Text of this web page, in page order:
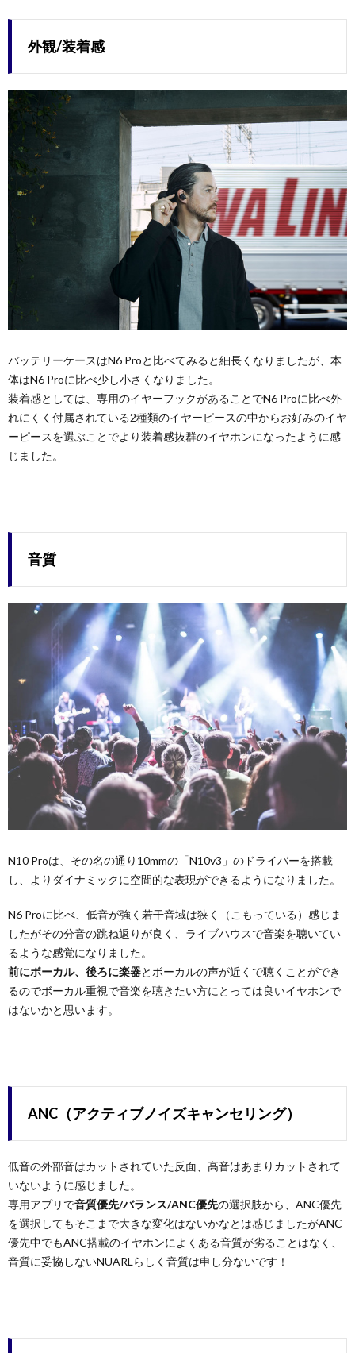
外観/装着感
バッテリーケースはN6 Proと比べてみると細長くなりましたが、本
体はN6 Proに比べ少し小さくなりました。
装着感としては、専用のイヤーフックがあることでN6 Proに比べ外
れにくく付属されている2種類のイヤーピースの中からお好みのイヤ
ーピースを選ぶことでより装着感抜群のイヤホンになったように感
じました。
音質
N10 Proは、その名の通り10mmの「N10v3」のドライバーを搭載
し、よりダイナミックに空間的な表現ができるようになりました。
N6 Proに比べ、低音が強く若干音域は狭く（こもっている）感じま
したがその分音の跳ね返りが良く、ライブハウスで音楽を聴いてい
るような感覚になりました。
前にボーカル、後ろに楽器とボーカルの声が近くで聴くことができ
るのでボーカル重視で音楽を聴きたい方にとっては良いイヤホンで
はないかと思います。
ANC（アクティブノイズキャンセリング）
低音の外部音はカットされていた反面、高音はあまりカットされて
いないように感じました。
専用アプリで音質優先/バランス/ANC優先の選択肢から、ANC優先
を選択してもそこまで大きな変化はないかなとは感じましたがANC
優先中でもANC搭載のイヤホンによくある音質が劣ることはなく、
音質に妥協しないNUARLらしく音質は申し分ないです！